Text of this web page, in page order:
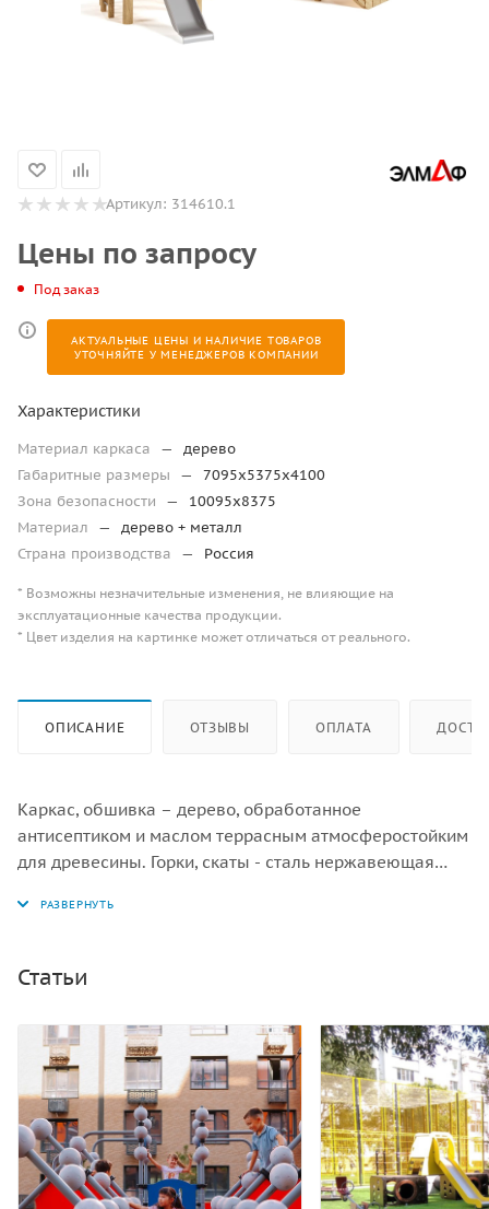
Артикул: 314610.1
Цены по запросу
Под заказ
АКТУАЛЬНЫЕ ЦЕНЫ И НАЛИЧИЕ ТОВАРОВ
УТОЧНЯЙТЕ У МЕНЕДЖЕРОВ КОМПАНИИ
Характеристики
Материал каркаса —
дерево
Габаритные размеры
—
7095х5375х4100
Зона безопасности
—
10095х8375
Материал
—
дерево + металл
Страна производства
— Россия
* Возможны незначительные изменения, не влияющие на
эксплуатационные качества продукции.
* Цвет изделия на картинке может отличаться от реального.
ОПИСАНИЕ ОТЗЫВЫ ОПЛАТА
Каркас, обшивка – дерево, обработанное
антисептиком и маслом террасным атмосферостойким
для древесины. Горки, скаты - сталь нержавеющая
пассивация сварных швов. Канатные сети, лазы -
- пескобетонный композит.
Статьи